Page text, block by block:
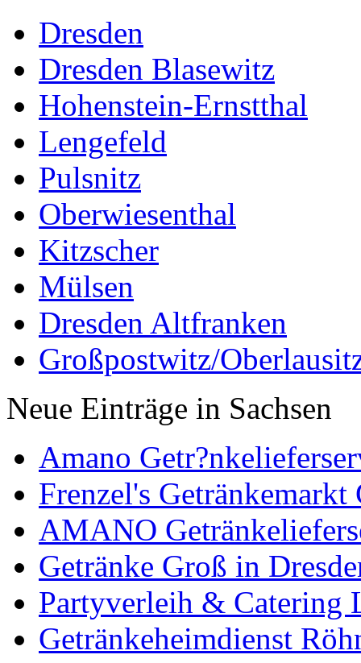
Dresden
Dresden Blasewitz
Hohenstein-Ernstthal
Lengefeld
Pulsnitz
Oberwiesenthal
Kitzscher
Mülsen
Dresden Altfranken
Großpostwitz/
Neue Einträge in Sachsen
Amano
Frenzel's
AMANO
Getränke Groß in
Partyverleih & Catering
Getränkeheimdienst